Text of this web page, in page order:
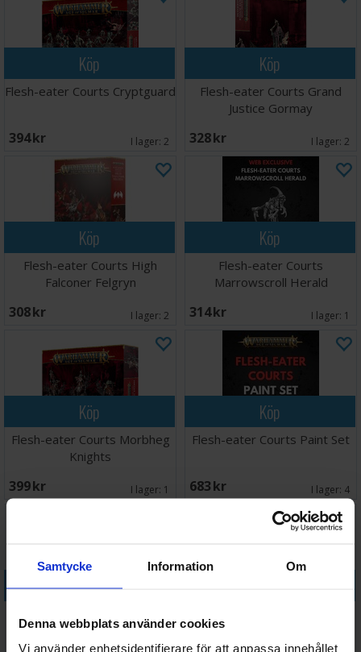
Samtycke Information Om
Denna webbplats använder cookies
Vi använder enhetsidentifierare för att anpassa innehållet
Köp
Flesh-eater Courts Cryptguard
394 SEK I lager: 2
Köp
Flesh-eater Courts Grand
Justice Gormay
328 SEK I lager: 2
Köp
Flesh-eater Courts High
Falconer Felgryn
308 SEK I lager: 2
Köp
Flesh-eater Courts
Marrowscroll Herald
314 SEK I lager: 1
Köp
Flesh-eater Courts Morbheg
Knights
399 SEK I lager: 1
Köp
Flesh-eater Courts Paint Set
683 SEK I lager: 4
Köp
Decapitator